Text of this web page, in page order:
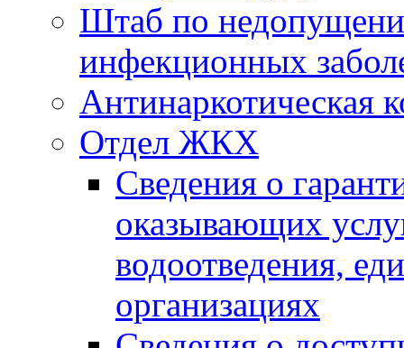
Штаб по
инфекционных
Антинаркотическая
Отдел ЖКХ
Сведения о
оказывающих
водоотведения,
организациях